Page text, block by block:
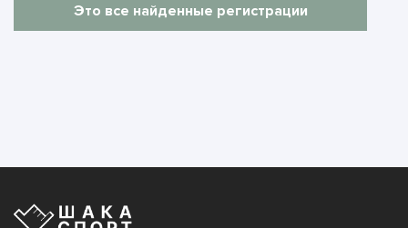
Это все найденные регистрации